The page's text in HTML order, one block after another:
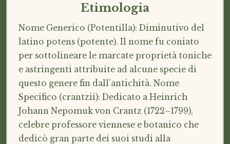
Etimologia
Nome Generico (Potentilla): Diminutivo del
latino potens (potente). Il nome fu coniato
per sottolineare le marcate proprietà toniche
e astringenti attribuite ad alcune specie di
questo genere fin dall'antichità. Nome
Specifico (crantzii): Dedicato a Heinrich
Johann Nepomuk von Crantz (1722–1799),
celebre professore viennese e botanico che
dedicò gran parte dei suoi studi alla